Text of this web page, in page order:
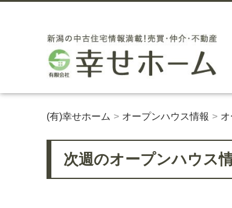
(有)幸せホーム オープンハウス情報
次週のオープンハウス